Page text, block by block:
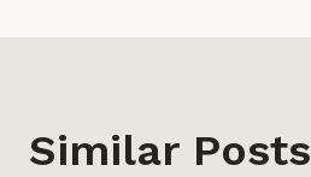
Similar Posts